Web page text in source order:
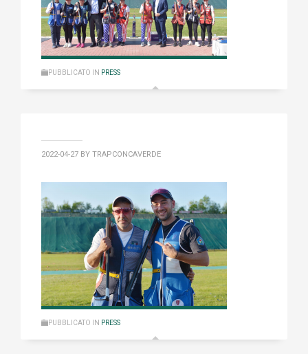
PUBBLICATO IN PRESS
2022-04-27 BY TRAPCONCAVERDE
PUBBLICATO IN PRESS